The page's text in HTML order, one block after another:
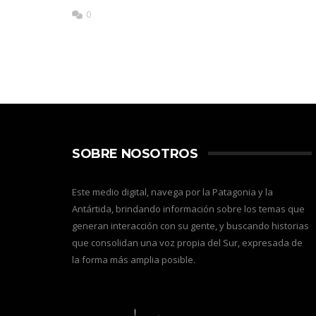
0
SOBRE NOSOTROS
Este medio digital, navega por la Patagonia y la
Antártida, brindando información sobre los temas que
generan interacción con su gente, y buscando historias
que consolidan una voz propia del Sur, expresada de
la forma más amplia posible.